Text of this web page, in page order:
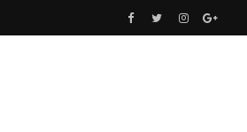
Facebook
Twitterinstagram